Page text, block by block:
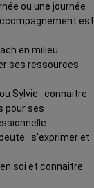
ou une journée
est
en milieu
ses ressources
Sylvie : connaitre
pour ses
: s’exprimer et
soi et connaitre